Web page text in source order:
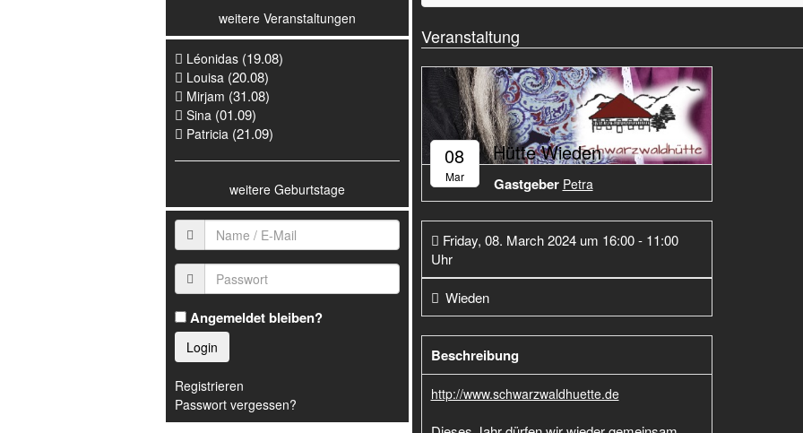
Veranstaltung
08
Mar
Hütte Wieden
Gastgeber Petra
Friday, 08. March 2024 um 16:00 - 11:00
Uhr
Wieden
Beschreibung
http://www.schwarzwaldhuette.de
weitere Veranstaltungen
Léonidas(19.08)
Louisa (20.08)
Mirjam (31.08)
Sina (01.09)
Patricia (21.09)
weitere Geburtstage
Angemeldet bleiben?
Login
Registrieren
Passwort vergessen?